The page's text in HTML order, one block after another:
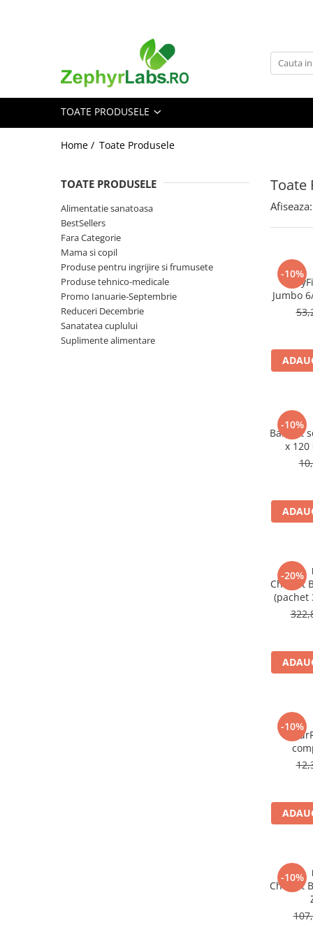
Alimentatie sanatoasa
Ingrijire și cosmetice
Scutece si servetele
Cosmetice copii
Protectie anti-insecte
Hrana pentru bebelusi
Suplimente alimentare copii
Produse antiparazitare
Sarcina si alaptare
TOATE PRODUSELE
Home / Toate Produsele
Toate
TOATE PRODUSELE
Alimentatie sanatoasa
BestSellers
Fara Categorie
Mama si copil
Produse pentru ingrijire si frumusete
Produse tehnico-medicale
Promo Ianuarie-Septembrie
Reduceri Decembrie
Sanatatea cuplului
Suplimente alimentare
Afiseaza:
-10%
Jumbo
-10%
BabyFit
x 120
-20%
Cholest
(pachet
-10%
-10%
Cholest